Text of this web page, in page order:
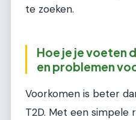
te zoeken.
Hoe je je voeten
en problemen
Voorkomen is beter
T2D. Met een simpele